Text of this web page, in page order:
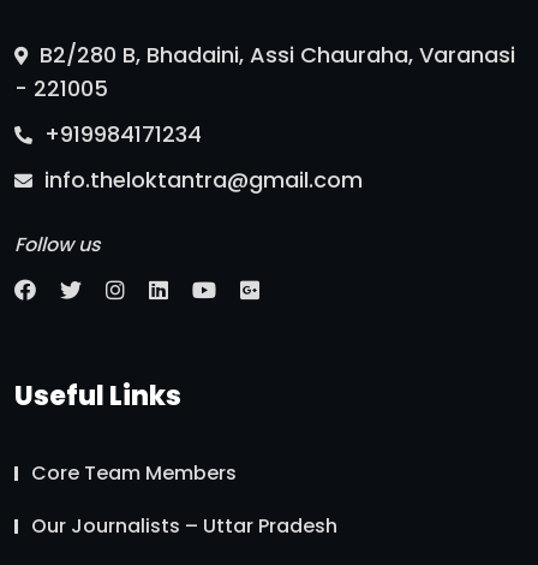
B2/280 B, Bhadaini, Assi Chauraha, Varanasi
- 221005
+919984171234
info.theloktantra@gmail.com
Follow us
Useful Links
Core Team Members
Our Journalists – Uttar Pradesh